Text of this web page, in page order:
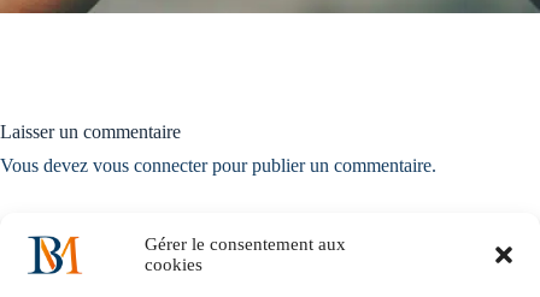
Gérer le consentement aux
cookies
Laisser un commentaire
Vous devez vous connecterpour publier un commentaire.